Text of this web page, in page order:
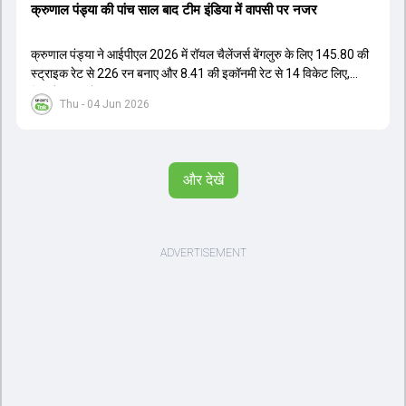
Thu - 04 Jun 2026
क्रुणाल पंड्या की पांच साल बाद टीम इंडिया में वापसी पर नजर
क्रुणाल पंड्या ने आईपीएल 2026 में रॉयल चैलेंजर्स बेंगलुरु के लिए 145.80 की
स्ट्राइक रेट से 226 रन बनाए और 8.41 की इकॉनमी रेट से 14 विकेट लिए,
जिससे RCB ने अपना लगातार दूसरा IPL टाइटल जीता.
और देखें